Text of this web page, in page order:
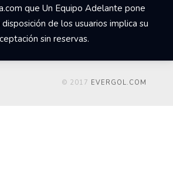
que Un Equipo Adelante pone
de los usuarios implica su
sin reservas.
© 2017 EVERGOL.COM